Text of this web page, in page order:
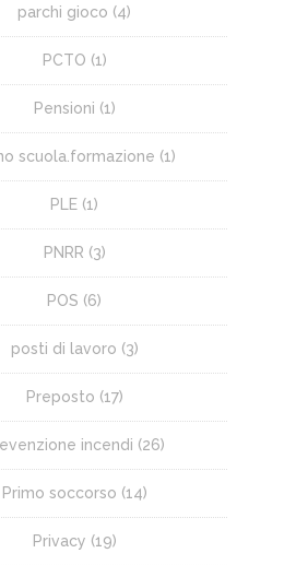
parchi gioco (4)
PCTO (1)
Pensioni (1)
scuola.formazione (1)
PLE (1)
PNRR (3)
POS (6)
posti di lavoro (3)
Preposto (17)
incendi (26)
Primo soccorso (14)
Privacy (19)